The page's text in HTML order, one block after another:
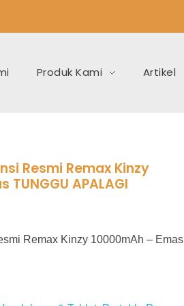
Produk Kami Artikel
Resmi Remax Kinzy
TUNGGU APALAGI
Remax Kinzy 10000mAh – Emas